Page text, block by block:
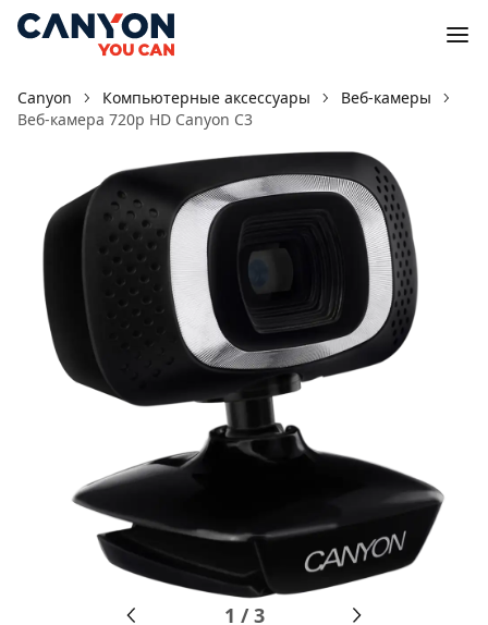
Canyon Компьютерные аксессуары
Веб-камеры
Веб-камера 720p HD Canyon C3
1 /3